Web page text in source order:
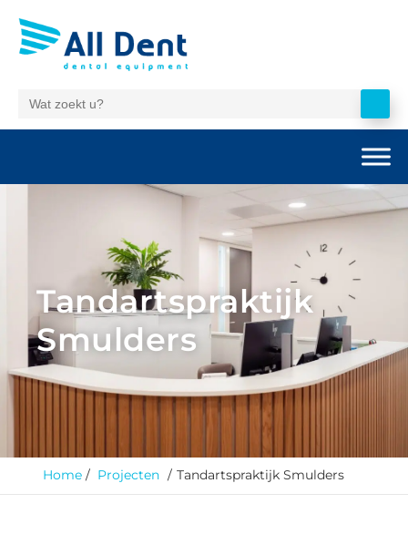
Tandartspraktijk
Smulders
Home Projecten Tandartspraktijk Smulders